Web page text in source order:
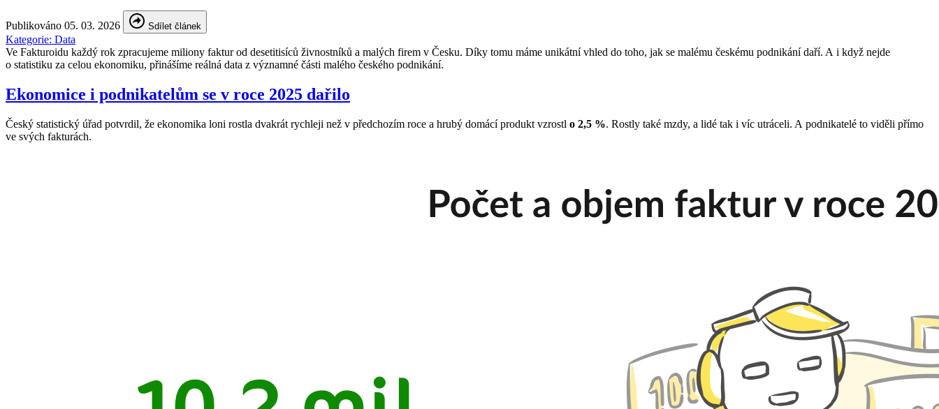
Publikováno 05. 03. 2026 Sdílet článek
Kategorie: Data
Ve Fakturoidu každý rok zpracujeme miliony faktur od desetitisíců živnostníků a malých firem v Česku. Díky tomu máme unikátní vhled do toho, jak se malému českému podnikání daří. A i když nejde
o statistiku za celou ekonomiku, přinášíme reálná data z významné části malého českého podnikání.
Ekonomice i podnikatelům se v roce 2025 dařilo
Český statistický úřad potvrdil, že ekonomika loni rostla dvakrát rychleji než v předchozím roce a hrubý domácí produkt vzrostl o 2,5 %. Rostly také mzdy, a lidé tak i víc utráceli. A podnikatelé to viděli přímo
ve svých fakturách.